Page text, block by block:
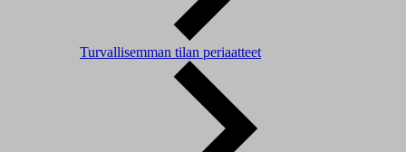
Turvallisemman tilan periaatteet